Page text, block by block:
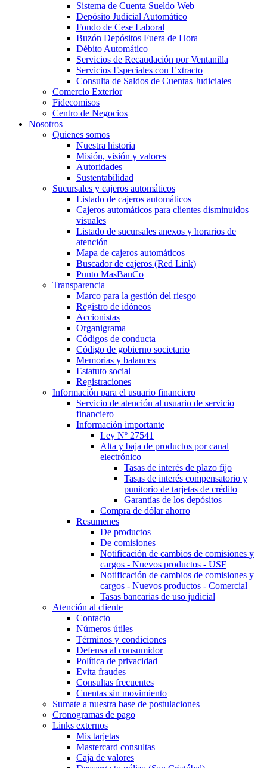
Sistema de Cuenta Sueldo Web
Depósito Judicial Automático
Fondo de Cese Laboral
Buzón Depósitos Fuera de Hora
Débito Automático
Servicios de Recaudación por Ventanilla
Servicios Especiales con Extracto
Consulta de Saldos de Cuentas Judiciales
Comercio Exterior
Fidecomisos
Centro de Negocios
Nosotros
Quienes somos
Nuestra historia
Misión, visión y valores
Autoridades
Sustentabilidad
Sucursales y cajeros automáticos
Listado de cajeros automáticos
Cajeros automáticos para clientes disminuidos
visuales
Listado de sucursales anexos y horarios de
atención
Mapa de cajeros automáticos
Buscador de cajeros (Red Link)
Punto MasBanCo
Transparencia
Marco para la gestión del riesgo
Registro de idóneos
Accionistas
Organigrama
Códigos de conducta
Código de gobierno societario
Memorias y balances
Estatuto social
Registraciones
Información para el usuario financiero
Servicio de atención al usuario de servicio
financiero
Información importante
Ley Nº 27541
Alta y baja de productos por canal
electrónico
Tasas de interés de plazo fijo
Tasas de interés compensatorio y
punitorio de tarjetas de crédito
Garantías de los depósitos
Compra de dólar ahorro
Resumenes
De productos
De comisiones
Notificación de cambios de comisiones y
cargos - Nuevos productos - USF
Notificación de cambios de comisiones y
cargos - Nuevos productos - Comercial
Tasas bancarias de uso judicial
Atención al cliente
Contacto
Números útiles
Términos y condiciones
Defensa al consumidor
Política de privacidad
Evita fraudes
Consultas frecuentes
Cuentas sin movimiento
Sumate a nuestra base de postulaciones
Cronogramas de pago
Links externos
Mis tarjetas
Mastercard consultas
Caja de valores